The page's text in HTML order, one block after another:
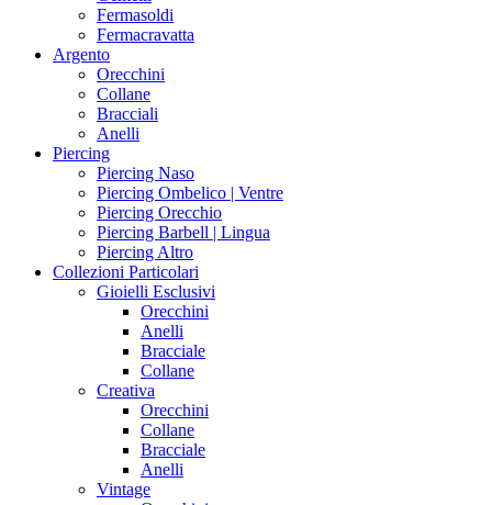
Fermasoldi
Fermacravatta
Argento
Orecchini
Collane
Bracciali
Anelli
Piercing
Piercing Naso
Piercing Ombelico | Ventre
Piercing Orecchio
Piercing Barbell | Lingua
Piercing Altro
Collezioni Particolari
Gioielli Esclusivi
Orecchini
Anelli
Bracciale
Collane
Creativa
Orecchini
Collane
Bracciale
Anelli
Vintage